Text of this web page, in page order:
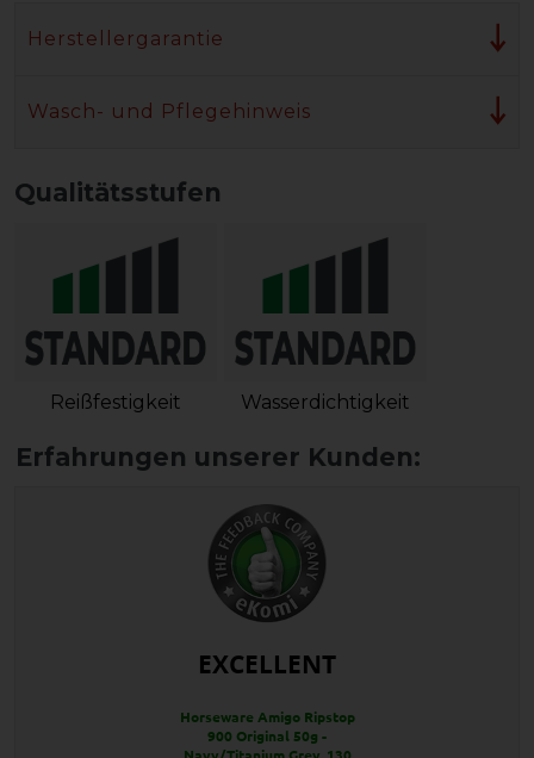
Herstellergarantie
Wasch- und Pflegehinweis
Qualitätsstufen
Reißfestigkeit Wasserdichtigkeit
EXCELLENT
Horseware Amigo Ripstop
900 Original 50g -